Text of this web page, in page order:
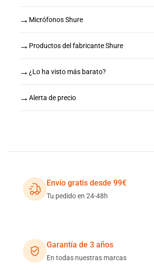
→ Micrófonos Shure
→ Productos del fabricante Shure
→ ¿Lo ha visto más barato?
→ Alerta de precio
Envío gratis desde 99€
Tu pedido en 24-48h
Garantía de 3 años
En todas nuestras marcas